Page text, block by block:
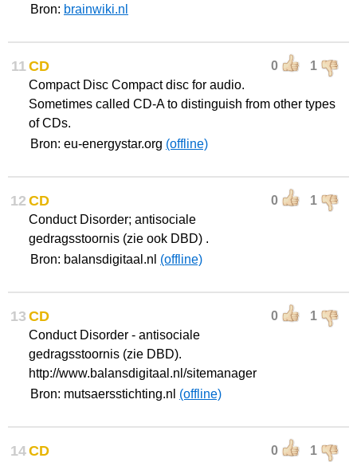
Bron: brainwiki.nl
11 0 1
CD
Compact Disc Compact disc for audio.
Sometimes called CD-A to distinguish from other types
of CDs.
Bron: eu-energystar.org (offline)
12 0 1
CD
Conduct Disorder; antisociale
gedragsstoornis (zie ook DBD) .
Bron: balansdigitaal.nl (offline)
13 0 1
CD
Conduct Disorder - antisociale
gedragsstoornis (zie DBD).
http://www.balansdigitaal.nl/sitemanager
Bron: mutsaersstichting.nl (offline)
14 0 1
CD